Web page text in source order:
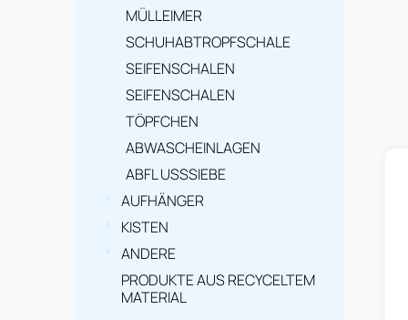
MÜLLEIMER
SCHUHABTROPFSCHALE
SEIFENSCHALEN
SEIFENSCHALEN
TÖPFCHEN
ABWASCHEINLAGEN
ABFL USSSIEBE
AUFHÄNGER
KISTEN
ANDERE
PRODUKTE AUS RECYCELTEM
MATERIAL